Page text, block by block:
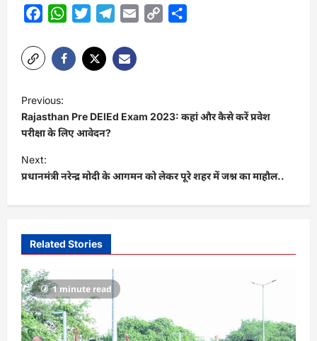
FacebookWhatsAppTwitterTelegram
Email
Copy
P
o
s
t
n
a
g
a
t
i
Previous:
Rajasthan Pre DElEd Exam 2023: कहां और कैसे करें प्रवेश
परीक्षा के लिए आवेदन?
Next:
प्रधानमंत्री नरेन्द्र मोदी के आगमन को लेकर पूरे शहर में जश्न का माहौल..
Related Stories
1 minute read